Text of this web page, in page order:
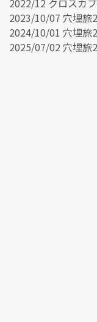
2023/10/07 穴埋旅
2024/10/01 穴埋旅
2025/07/02 穴埋旅